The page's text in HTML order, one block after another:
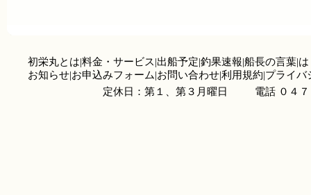
初栄丸とは|料金・サービス|出船予定|釣果速報|船長の言葉|
お知らせ|お申込みフォーム|お問い合わせ|利用規約|プライバ
定休日：第１、第３月曜日
電話 ０４